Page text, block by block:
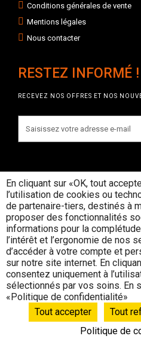
Conditions générales de vente
Mentions légales
Nous contacter
RESTEZ INFORMÉ !
RECEVEZ NOS OFFRES ET NOS
BOISSONS
MINEURS
La preuve
exigée au
CODE DE LA
L’abus d’alcool est dangereux
modération
En cliquant sur «OK, tout
l’utilisation de cookies ou
de partenaire-tiers, destinés à
proposer des fonctionnalités
informations pour la
l’intérêt et l’ergonomie de nos
d’accéder à votre compte et
sur notre site internet. En
consentez uniquement à
sélectionnés par vos soins. En
«Politique de confidentialité»
Tout accepter
Tout
Politique de